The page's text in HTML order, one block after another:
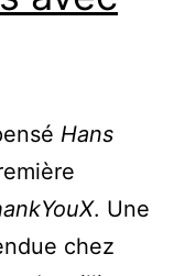
Hans
. Une
chez